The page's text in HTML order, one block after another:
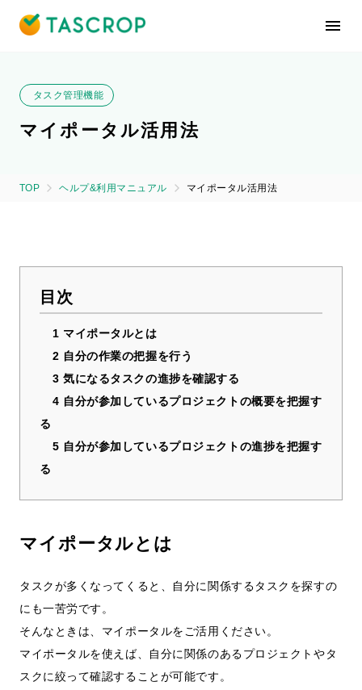
タスク管理機能
マイポータル活用法
TOP ヘルプ&利用マニュアル マイポータル活用法
目次
1 マイポータルとは
2 自分の作業の把握を行う
3 気になるタスクの進捗を確認する
4 自分が参加しているプロジェクトの概要を把握す
る
5 自分が参加しているプロジェクトの進捗を把握す
る
マイポータルとは
タスクが多くなってくると、自分に関係するタスクを探すの
にも一苦労です。
そんなときは、マイポータルをご活用ください。
マイポータルを使えば、自分に関係のあるプロジェクトやタ
スクに絞って確認することが可能です。